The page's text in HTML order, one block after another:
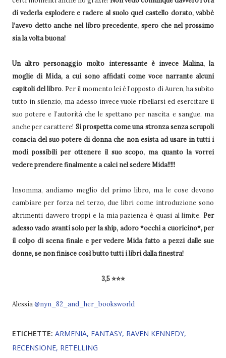
di vederla esplodere e radere al suolo quel castello dorato, vabbè
l’avevo detto anche nel libro precedente, spero che nel prossimo
sia la volta buona!
Un altro personaggio molto interessante è invece Malina, la
moglie di Mida, a cui sono affidati come voce narrante alcuni
capitoli del libro. Per il momento lei è l’opposto di Auren, ha subito
tutto in silenzio, ma adesso invece vuole ribellarsi ed esercitare il
suo potere e l’autorità che le spettano per nascita e sangue, ma
anche per carattere! Si prospetta come una stronza senza scrupoli
conscia del suo potere di donna che non esista ad usare in tutti i
modi possibili per ottenere il suo scopo, ma quanto la vorrei
vedere prendere finalmente a calci nel sedere Mida!!!!!
Insomma, andiamo meglio del primo libro, ma le cose devono
cambiare per forza nel terzo, due libri come introduzione sono
altrimenti davvero troppi e la mia pazienza è quasi al limite. Per
adesso vado avanti solo per la ship, adoro *occhi a cuoricino*, per
il colpo di scena finale e per vedere Mida fatto a pezzi dalle sue
donne, se non finisce così butto tutti i libri dalla finestra!
3,5 ⭐⭐⭐
Alessia @nyn_82_and_her_booksworld
ETICHETTE: ARMENIA FANTASY RAVEN KENNEDY
RECENSIONE RETELLING